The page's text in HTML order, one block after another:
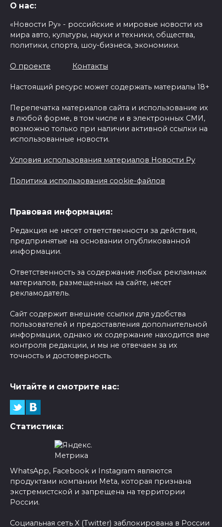
О нас:
«Новости Ру» - российские и мировые новости из
мира авто, культуры, науки и техники, общества,
политики, спорта, шоу-бизнеса, экономики.
О проекте Контакты
Настоящий ресурс может содержать материалы 18+
Перепечатка материалов сайта и использование их
в любой форме, в том числе и в электронных СМИ,
возможно только при наличии активной ссылки на
использованные новости.
Условия использования материалов Новости Ру
Политика использования cookie-файлов
Правовая информация:
Редакция не несет ответственности за действия,
предпринятые на основании опубликованной
информации.
Ответственность за содержание любых рекламных
материалов, размещенных на сайте, несет
рекламодатель.
Сайт содержит внешние ссылки для удобства
пользователей и предоставления дополнительной
информации, однако их содержание находится вне
контроля редакции, и мы не отвечаем за их
точность и достоверность.
Читайте и смотрите нас:
Статистика:
WhatsApp, Facebook и Instagram являются
продуктами компании Meta, которая признана
экстремистской и запрещена на территории
России.
Социальная сеть X (Twitter) заблокирована в России